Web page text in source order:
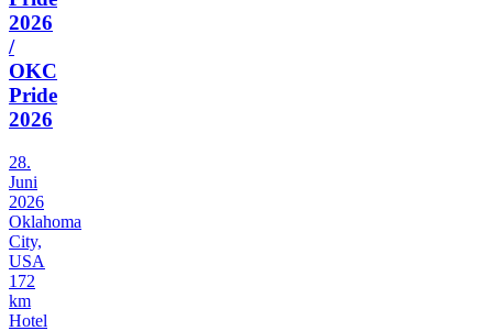
2026
/
OKC
Pride
2026
28.
Juni
2026
Oklahoma
City,
USA
172
km
Hotel